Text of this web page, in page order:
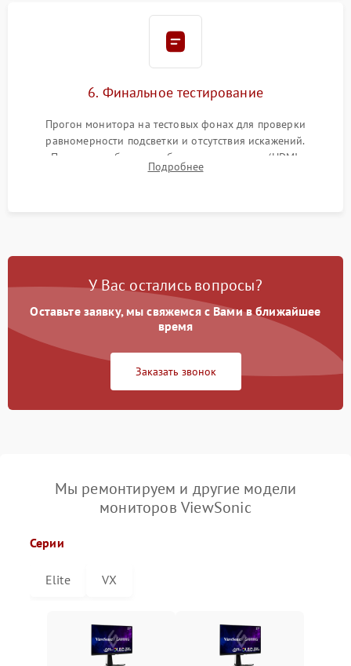
6. Финальное тестирование
Прогон монитора на тестовых фонах для проверки
равномерности подсветки и отсутствия искажений.
Проверка работоспособности всех портов (HDMI,
DisplayPort, VGA) и кнопок управления под нагрузкой в
Подробнее
У Вас остались вопросы?
Оставьте заявку, мы свяжемся с Вами в ближайшее
время
Заказать звонок
Мы ремонтируем и другие модели
мониторов ViewSonic
Серии
Elite VX